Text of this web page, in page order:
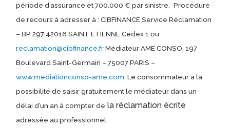
période d’assurance et 700.000 € par sinistre.
Procédure
de recours à adresser à : CIBFINANCE Service Réclamation
– BP 297 42016 SAINT ETIENNE Cedex 1 ou
reclamation@cibfinance.frMédiateur AME CONSO, 197
Boulevard Saint-Germain – 75007 PARIS –
www.mediationconso-ame.com . Le consommateur a la
possibilité de saisir gratuitement le médiateur dans un
délai d’un an à compter de la réclamation écrite
adressée au professionnel.